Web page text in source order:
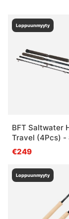
Loppuunmyyty
BFT Saltwater
Travel (4Pcs) -
€249
Loppuunmyyty